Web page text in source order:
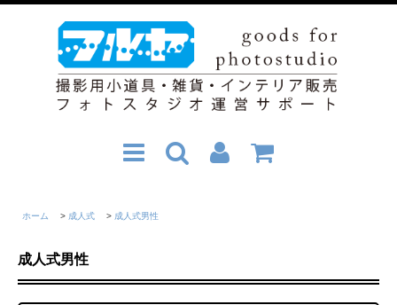
ホーム > 成人式 > 成人式男性
成人式男性